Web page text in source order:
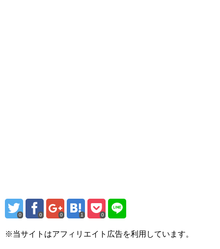
0 0 0 1 0
※当サイトはアフィリエイト広告を利用しています。